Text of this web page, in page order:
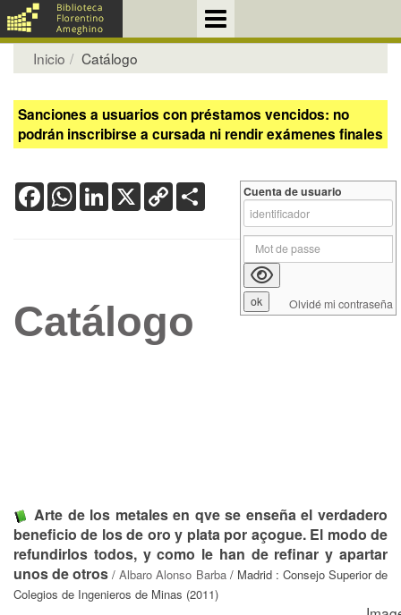
Inicio Catálogo
Sanciones a usuarios con préstamos vencidos: no
podrán inscribirse a cursada ni rendir exámenes finales
FacebookWhatsApp
LinkedIn
X Copy
Link
Catálogo
Arte de los metales en qve se enseña el verdadero
beneficio de los de oro y plata por açogue. El modo de
refundirlos todos, y como le han de refinar y apartar
unos de otros /Albaro Alonso Barba/ Madrid : Consejo Superior de
Colegios de Ingenieros de Minas (2011)
Cuenta de usuario
Olvidé mi contraseña